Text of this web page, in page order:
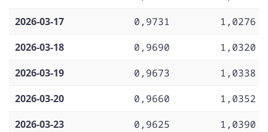
2026-03-17
0,9731
1,0276
2026-03-18
0,9690
1,0320
2026-03-19
0,9673
1,0338
2026-03-20
0,9660
1,0352
2026-03-23
0,9625
1,0390